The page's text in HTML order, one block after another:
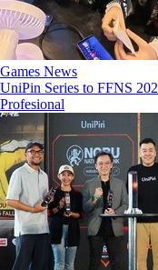
Games News
UniPin Series to FFNS
Profesional